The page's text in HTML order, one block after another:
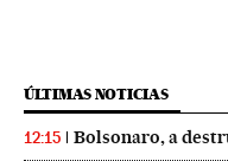
ÚLTIMAS NOTICIAS
12:15 Bolsonaro, a